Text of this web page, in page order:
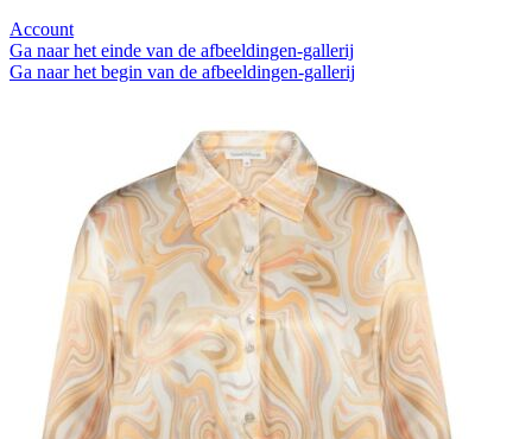
Account
Ga naar het einde van de afbeeldingen-gallerij
Ga naar het begin van de afbeeldingen-gallerij